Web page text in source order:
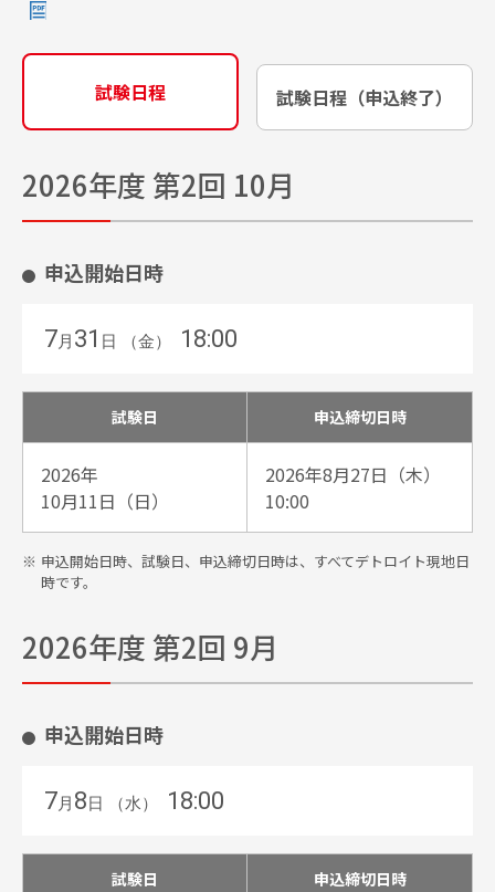
試験日程 試験日程（申込終了）
2026年度 第2回 10月
申込開始日時
7月 31 日 （金） 18:00
試験日 申込締切日時
2026年
10月11日（日）
2026年8月27日（木）
10:00
申込開始日時、試験日、申込締切日時は、すべてデトロイト現地日
時です。
2026年度 第2回 9月
申込開始日時
7月 8日 （水） 18:00
試験日 申込締切日時